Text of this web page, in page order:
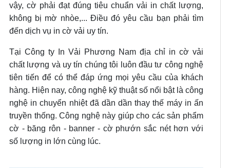
vậy, cờ phải đạt đúng tiêu chuẩn vải in chất lượng,
không bị mờ nhòe,... Điều đó yêu cầu bạn phải tìm
đến dịch vụ in cờ vải uy tín.
Tại Công ty In Vải Phương Nam địa chỉ in cờ vải
chất lượng và uy tín chúng tôi luôn đầu tư công nghệ
tiên tiến để có thể đáp ứng mọi yêu cầu của khách
hàng. Hiện nay, công nghệ kỹ thuật số nổi bật là công
nghệ in chuyển nhiệt đã dần dần thay thế máy in ấn
truyền thống. Công nghệ này giúp cho các sản phẩm
cờ - băng rôn - banner - cờ phướn sắc nét hơn với
số lượng in lớn cùng lúc.